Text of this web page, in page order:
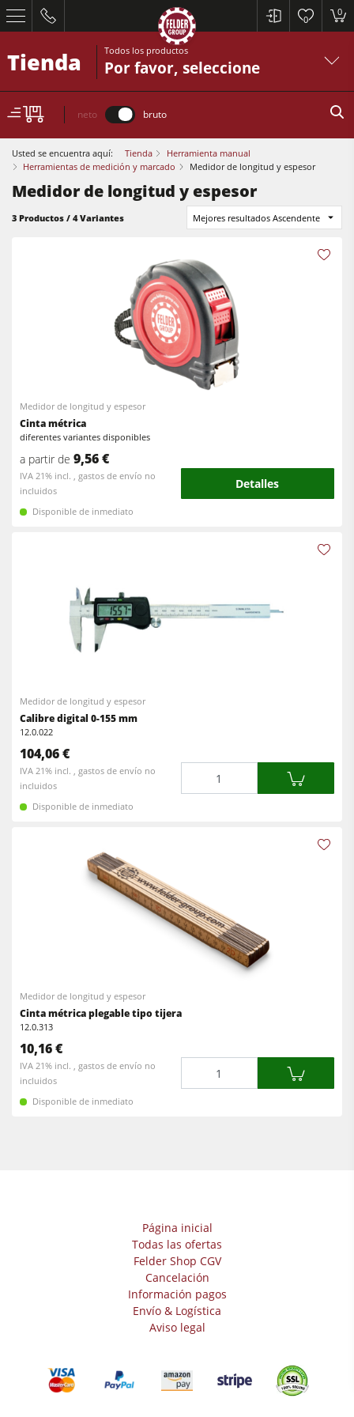
0
0
Sierras circulares y escuadradoras
Escuadradoras-tupís
Combinadas de 5 operaciones
Calibradoras
Lijadoras de banda larga y de cantos
Máquinas cepilladoras y lijadoras de cepillos
Sierras de cinta
Prensas de platos calientes & prensas de vacío
Extractores de polvo con filtro de aire
Alimentadores
Equipamiento para el taller
F4Solutions Software
Automatización y manipulación de materiales
Gestión de proyectos
Sierras circulares y escuadradoras
Cepilladoras-regruesadoras
Máquinas combinadas
Encoladoras de cantos
Lijadoras
Sierras de cinta
Taladros
Tienda Todos los productos
Por favor, seleccione
neto bruto
Usted se encuentra aquí: Tienda
Herramienta manual
Herramientas de medición y marcado
Medidor de longitud y espesor
Medidor de longitud y espesor
3 Productos / 4 Variantes Mejores resultados Ascendente
Medidor de longitud y espesor
Cinta métrica
diferentes variantes disponibles
a partir de 9,56 €
IVA 21% incl. , gastos de envío no
incluidos
Detalles
Disponible de inmediato
Medidor de longitud y espesor
Calibre digital 0-155 mm
12.0.022
104,06 €
IVA 21% incl. , gastos de envío no
incluidos
Disponible de inmediato
Medidor de longitud y espesor
Cinta métrica plegable tipo tijera
12.0.313
10,16 €
IVA 21% incl. , gastos de envío no
incluidos
Disponible de inmediato
Página inicial
Todas las ofertas
Felder Shop CGV
Cancelación
Información pagos
Envío & Logística
Aviso legal